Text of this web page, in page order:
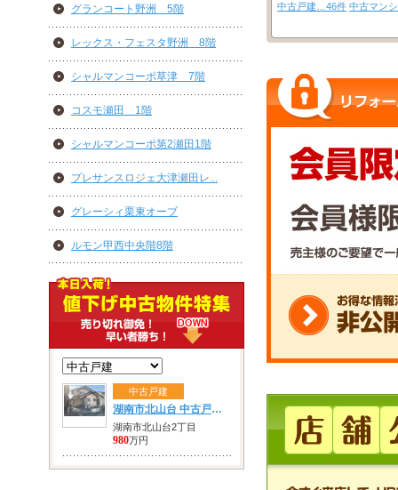
中古戸建…46件 中古マン
グランコート野洲 5階
レックス・フェスタ野洲 8階
シャルマンコーポ草津 7階
コスモ瀬田 1階
シャルマンコーポ第2瀬田1階
プレサンスロジェ大津瀬田レ...
グレーシィ栗東オーブ
ルモン甲西中央階8階
中古戸建
湖南市北山台 中古戸建 980万円
湖南市北山台2丁目
980万円